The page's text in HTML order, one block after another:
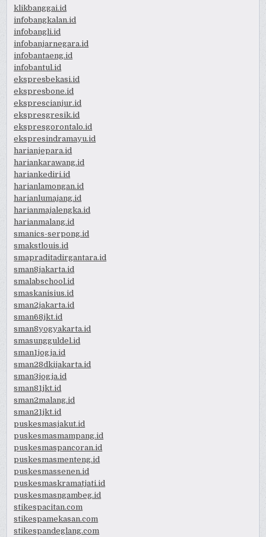
klikbanggai.id
infobangkalan.id
infobangli.id
infobanjarnegara.id
infobantaeng.id
infobantul.id
ekspresbekasi.id
ekspresbone.id
eksprescianjur.id
ekspresgresik.id
ekspresgorontalo.id
ekspresindramayu.id
harianjepara.id
hariankarawang.id
hariankediri.id
harianlamongan.id
harianlumajang.id
harianmajalengka.id
harianmalang.id
smanics-serpong.id
smakstlouis.id
smapraditadirgantara.id
sman8jakarta.id
smalabschool.id
smaskanisius.id
sman2jakarta.id
sman68jkt.id
sman8yogyakarta.id
smasungguldel.id
sman1jogja.id
sman28dkijakarta.id
sman3jogja.id
sman81jkt.id
sman2malang.id
sman21jkt.id
puskesmasjakut.id
puskesmasmampang.id
puskesmaspancoran.id
puskesmasmenteng.id
puskesmassenen.id
puskesmaskramatjati.id
puskesmasngambeg.id
stikespacitan.com
stikespamekasan.com
stikespandeglang.com